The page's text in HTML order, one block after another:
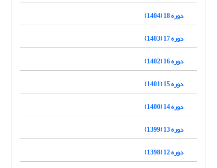
دوره 18 (1404)
دوره 17 (1403)
دوره 16 (1402)
دوره 15 (1401)
دوره 14 (1400)
دوره 13 (1399)
دوره 12 (1398)